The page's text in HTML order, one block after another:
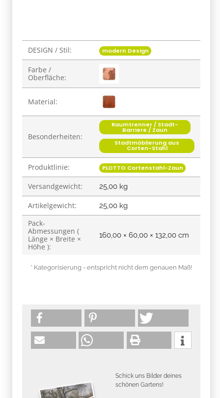
Produkteigenschaft
Wert
DESIGN / Stil: modern Design
Farbe /
Oberfläche:
Material:
Besonderheiten:
Raumtrenner / Stadt-
Barriere / Zaun
Stadtmöblierung aus
Corten-Stahl
Produktlinie: PLOTTO Cortenstahl-Zaun
Versandgewicht: 25,00 kg
Artikelgewicht: 25,00 kg
Pack-
Abmessungen (
Länge × Breite ×
Höhe ):
160,00 × 60,00 × 132,00 cm
* Kategorisierung - entspricht nicht dem genauen Maß!
Schick uns Bilder deines
schönen Gartens!